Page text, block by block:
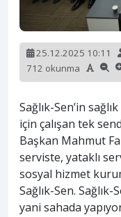
25.12.2025 10:11
712 okunma
Sağlık-Sen’in
için çalışan tek
Başkan Mahmut
serviste, yataklı
sosyal hizmet
Sağlık-Sen. Sağlık-
yani sahada